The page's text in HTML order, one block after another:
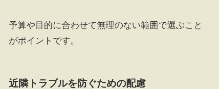
予算や目的に合わせて無理のない範囲で選ぶこと
がポイントです。
近隣トラブルを防ぐための配慮